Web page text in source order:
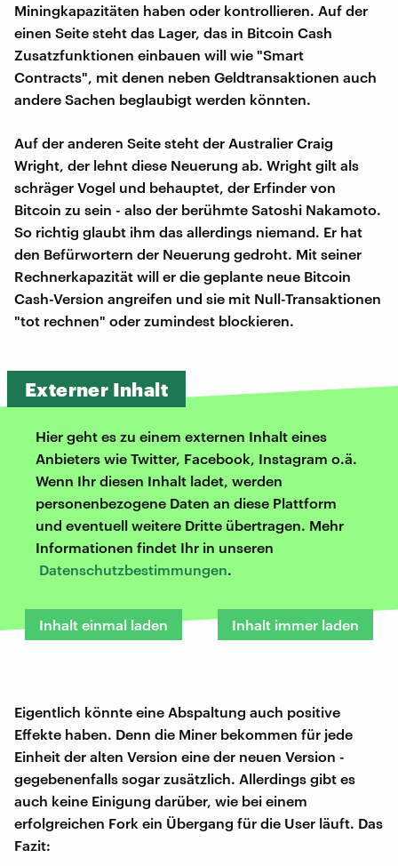
Miningkapazitäten haben oder kontrollieren. Auf der
einen Seite steht das Lager, das in Bitcoin Cash
Zusatzfunktionen einbauen will wie "Smart
Contracts", mit denen neben Geldtransaktionen auch
andere Sachen beglaubigt werden könnten.
Auf der anderen Seite steht der Australier Craig
Wright, der lehnt diese Neuerung ab. Wright gilt als
schräger Vogel und behauptet, der Erfinder von
Bitcoin zu sein - also der berühmte Satoshi Nakamoto.
So richtig glaubt ihm das allerdings niemand. Er hat
den Befürwortern der Neuerung gedroht. Mit seiner
Rechnerkapazität will er die geplante neue Bitcoin
Cash-Version angreifen und sie mit Null-Transaktionen
"tot rechnen" oder zumindest blockieren.
Externer Inhalt
Hier geht es zu einem externen Inhalt eines
Anbieters wie Twitter, Facebook, Instagram o.ä.
Wenn Ihr diesen Inhalt ladet, werden
personenbezogene Daten an diese Plattform
und eventuell weitere Dritte übertragen. Mehr
Informationen findet Ihr in unseren
Datenschutzbestimmungen.
Inhalt einmal laden Inhalt immer laden
Eigentlich könnte eine Abspaltung auch positive
Effekte haben. Denn die Miner bekommen für jede
Einheit der alten Version eine der neuen Version -
gegebenenfalls sogar zusätzlich. Allerdings gibt es
auch keine Einigung darüber, wie bei einem
erfolgreichen Fork ein Übergang für die User läuft. Das
Fazit: